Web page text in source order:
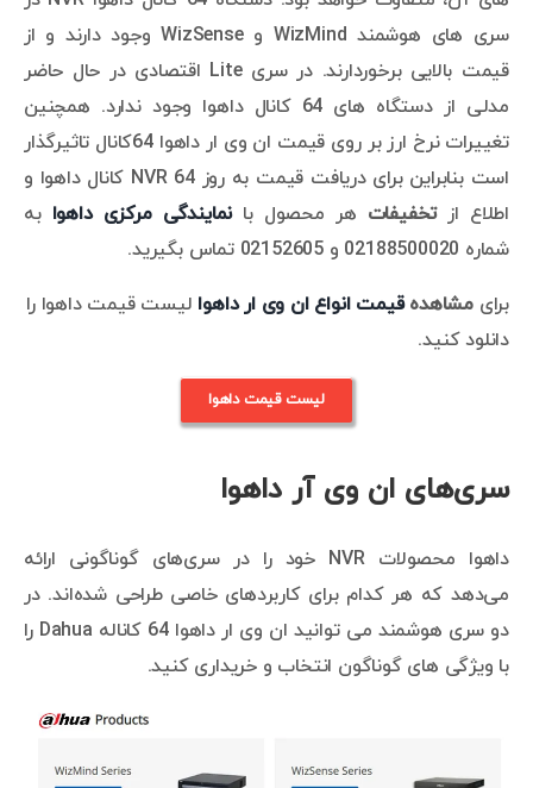
سری های هوشمند WizMind و WizSense وجود دارند و از
قیمت بالایی برخوردارند. در سری Lite اقتصادی در حال حاضر
مدلی از دستگاه های 64 کانال داهوا وجود ندارد. همچنین
تغییرات نرخ ارز بر روی قیمت ان وی ار داهوا 64کانال تاثیرگذار
است بنابراین برای دریافت قیمت به روز NVR 64 کانال داهوا و
اطلاع ازتخفیفات هر محصول بانمایندگی مرکزی داهوا به
شماره 02188500020 و 02152605 تماس بگیرید.
برای مشاهدهقیمت انواع ان وی ار داهوا لیست قیمت داهوا را
دانلود کنید.
لیست قیمت داهوا
سری‌های ان وی آر داهوا
داهوا محصولات NVR خود را در سری‌های گوناگونی ارائه
می‌دهد که هر کدام برای کاربردهای خاصی طراحی شده‌اند. در
دو سری هوشمند می توانید ان وی ار داهوا 64 کاناله Dahua را
با ویژگی های گوناگون انتخاب و خریداری کنید.